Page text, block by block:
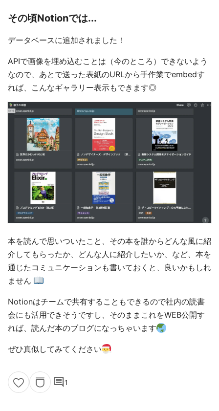
その頃Notionでは...
データベースに追加されました！
APIで画像を埋め込むことは（今のところ）できないよう
なので、あとで送った表紙のURLから手作業でembedす
れば、こんなギャラリー表示もできます◎
本を読んで思いついたこと、その本を誰からどんな風に紹
介してもらったか、どんな人に紹介したいか、など、本を
通じたコミュニケーションも書いておくと、良いかもしれ
ません
Notionはチームで共有することもできるので社内の読書
会にも活用できそうですし、そのままこれをWEB公開す
れば、読んだ本のブログになっちゃいます
ぜひ真似してみてください
comment1